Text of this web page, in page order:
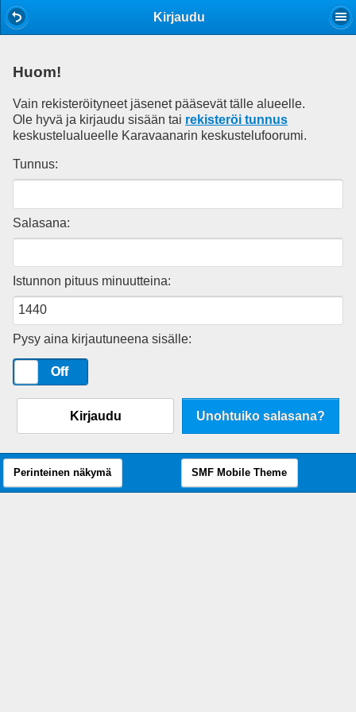
Kirjaudu
Huom!
Vain rekisteröityneet jäsenet pääsevät tälle alueelle.
Ole hyvä ja kirjaudu sisään tai rekisteröi tunnus
keskustelualueelle Karavaanarin keskustelufoorumi.
Tunnus:
Salasana:
Istunnon pituus minuutteina:
Pysy aina kirjautuneena sisälle:
Off
Kirjaudu Unohtuiko salasana?
Perinteinen näkymä SMF Mobile Theme